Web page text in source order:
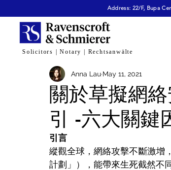
Solicitors | Notary | Rechtsanwälte
Address: 22/F, Bupa
All Articles Dispute Resolution &
Cybersecurity & Fraud
Virtual Assets Family Law
關於草擬網
引 -六大關鍵
Anna Lau May 11, 2021
引言
縱觀全球，網絡攻擊不斷激增
計劃」），能帶來生死截然不